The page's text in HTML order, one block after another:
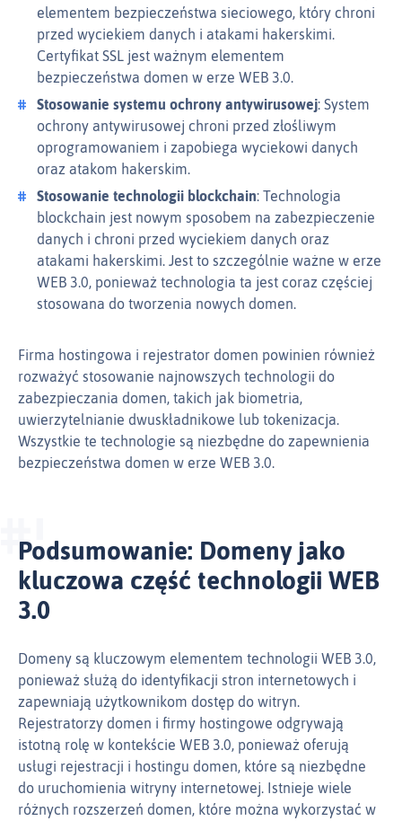
elementem bezpieczeństwa sieciowego, który chroni
przed wyciekiem danych i atakami hakerskimi.
Certyfikat SSL jest ważnym elementem
bezpieczeństwa domen w erze WEB 3.0.
Stosowanie systemu ochrony antywirusowej: System
ochrony antywirusowej chroni przed złośliwym
oprogramowaniem i zapobiega wyciekowi danych
oraz atakom hakerskim.
Stosowanie technologii blockchain: Technologia
blockchain jest nowym sposobem na zabezpieczenie
danych i chroni przed wyciekiem danych oraz
atakami hakerskimi. Jest to szczególnie ważne w erze
WEB 3.0, ponieważ technologia ta jest coraz częściej
stosowana do tworzenia nowych domen.
Firma hostingowa i rejestrator domen powinien również
rozważyć stosowanie najnowszych technologii do
zabezpieczania domen, takich jak biometria,
uwierzytelnianie dwuskładnikowe lub tokenizacja.
Wszystkie te technologie są niezbędne do zapewnienia
bezpieczeństwa domen w erze WEB 3.0.
Podsumowanie: Domeny jako
kluczowa część technologii WEB
3.0
Domeny są kluczowym elementem technologii WEB 3.0,
ponieważ służą do identyfikacji stron internetowych i
zapewniają użytkownikom dostęp do witryn.
Rejestratorzy domen i firmy hostingowe odgrywają
istotną rolę w kontekście WEB 3.0, ponieważ oferują
usługi rejestracji i hostingu domen, które są niezbędne
do uruchomienia witryny internetowej. Istnieje wiele
różnych rozszerzeń domen, które można wykorzystać w